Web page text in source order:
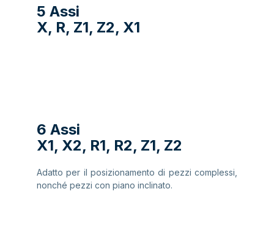
5 Assi
X, R, Z1, Z2, X1
6 Assi
X1, X2, R1, R2, Z1, Z2
Adatto per il posizionamento di pezzi complessi,
nonché pezzi con piano inclinato.